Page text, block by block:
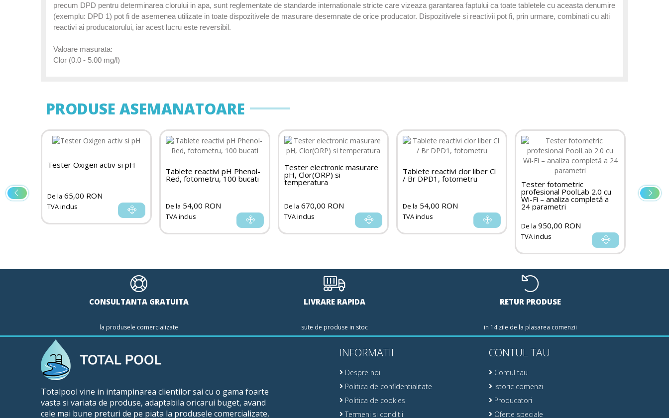
precum DPD pentru determinarea clorului in apa, sunt reglementate de standarde internationale stricte care vizeaza garantarea faptului ca toate tabletele cu aceasta denumire
(exemplu: DPD 1) pot fi de asemenea utilizate in toate dispozitivele de masurare desemnate de orice producator. Dispozitivele si reactivii pot fi, prin urmare, combinati cu alti
reactivi ai producatorului, iar acest lucru este reversibil.
Valoare masurata:
Clor (0.0 - 5.00 mg/l)
PRODUSE ASEMANATOARE
cu
a
Tester Oxigen activ si pH
De la 65,00 RON
TVA inclus
Tablete reactivi pH Phenol-
Red, fotometru, 100 bucati
De la 54,00 RON
TVA inclus
Tester electronic masurare
pH, Clor(ORP) si
temperatura
De la 670,00 RON
TVA inclus
Tablete reactivi clor liber Cl
/ Br DPD1, fotometru
De la 54,00 RON
TVA inclus
Tester fotometric
profesional PoolLab 2.0 cu
Wi-Fi – analiza completă a
24 parametri
De la 950,00 RON
TVA inclus
De la
CONSULTANTA GRATUITA
la produsele comercializate
LIVRARE RAPIDA
sute de produse in stoc
RETUR PRODUSE
in 14 zile de la plasarea comenzii
Totalpool vine in intampinarea clientilor sai cu o gama foarte
vasta si variata de produse, adaptabila oricarui buget, avand
cele mai bune preturi de pe piata la produsele comercializate,
INFORMATII
Despre noi
Politica de confidentialitate
Politica de cookies
Termeni si conditii
CONTUL TAU
Contul tau
Istoric comenzi
Producatori
Oferte speciale